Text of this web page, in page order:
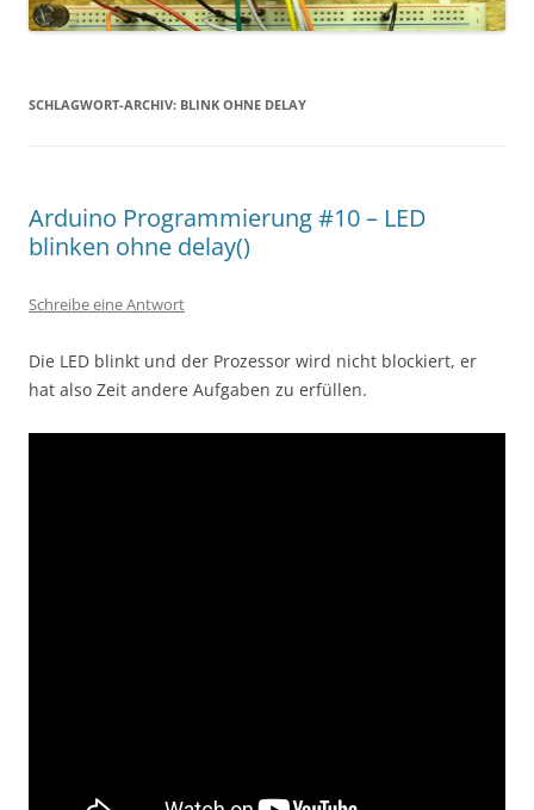
SCHLAGWORT-ARCHIV: BLINK OHNE DELAY
Arduino Programmierung #10 – LED
blinken ohne delay()
Schreibe eine Antwort
Die LED blinkt und der Prozessor wird nicht blockiert, er
hat also Zeit andere Aufgaben zu erfüllen.